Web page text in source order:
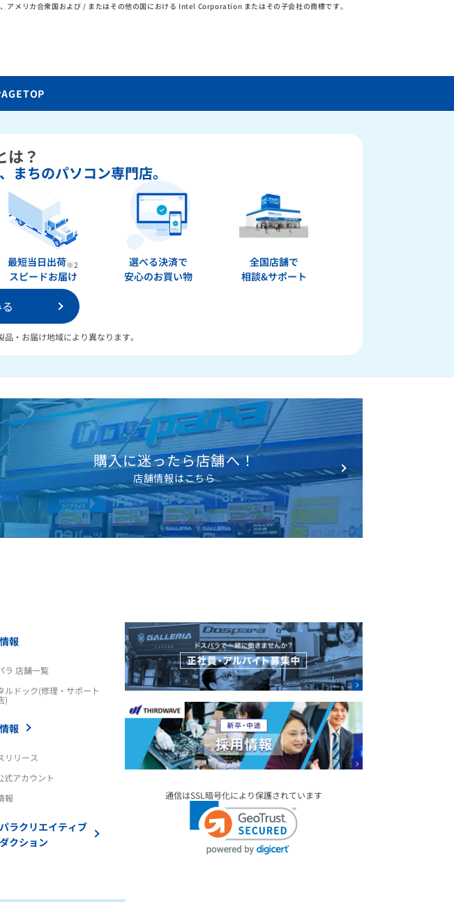
カ合衆国および / またはその他の国における Intel Corporation またはその子会社の商標です。
は？
まちのパソコン専門店。
最短当日出荷※2
スピードお届け
選べる決済で
安心のお買い物
全国店舗で
相談&サポート
・お届け地域により異なります。
購入に迷ったら店舗へ！
店舗情報はこちら
報
ラ 店舗一覧
ルドック(修理・サポート
)
報
リリース
式アカウント
報
ラクリエイティブ
クション
通信はSSL暗号化により保護されています